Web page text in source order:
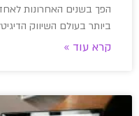
הפך בשנים האחרונות
ביותר בעולם השיווק
קרא עוד »